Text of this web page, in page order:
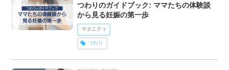
つわりのガイドブック: ママたちの体験談
から見る妊娠の第一歩
マタニティ
つわり